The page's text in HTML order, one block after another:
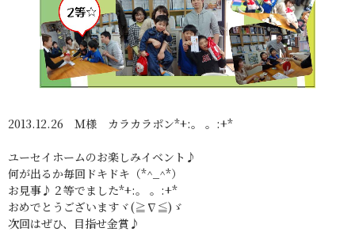
2013.12.26 Ｍ様 カラカラポン*+:。 。:+*
ユーセイホームのお楽しみイベント♪
何が出るか毎回ドキドキ（*^_^*）
お見事♪２等でました*+:。 。:+*
おめでとうございますヾ(≧∇≦)ゞ
次回はぜひ、目指せ金賞♪